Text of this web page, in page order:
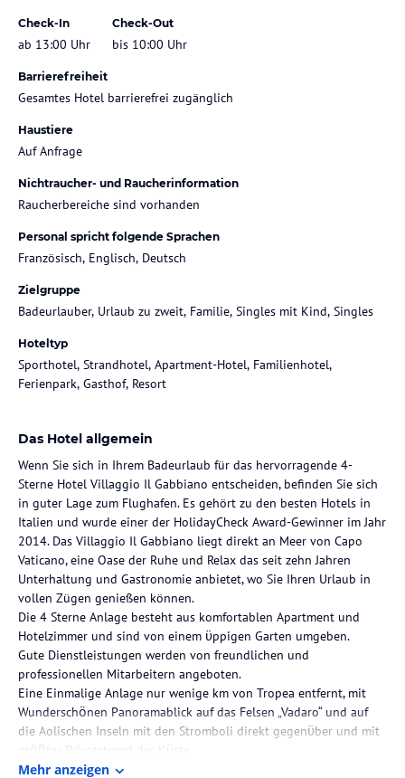
Check-In
ab 13:00 Uhr
Check-Out
bis 10:00 Uhr
Barrierefreiheit
Gesamtes Hotel barrierefrei zugänglich
Haustiere
Auf Anfrage
Nichtraucher- und Raucherinformation
Raucherbereiche sind vorhanden
Personal spricht folgende Sprachen
Französisch, Englisch, Deutsch
Zielgruppe
Badeurlauber, Urlaub zu zweit, Familie, Singles mit Kind, Singles
Hoteltyp
Sporthotel, Strandhotel, Apartment-Hotel, Familienhotel,
Ferienpark, Gasthof, Resort
Das Hotel allgemein
Wenn Sie sich in Ihrem Badeurlaub für das hervorragende 4-
Sterne Hotel Villaggio Il Gabbiano entscheiden, befinden Sie sich
in guter Lage zum Flughafen. Es gehört zu den besten Hotels in
Italien und wurde einer der HolidayCheck Award-Gewinner im Jahr
2014. Das Villaggio Il Gabbiano liegt direkt an Meer von Capo
Vaticano, eine Oase der Ruhe und Relax das seit zehn Jahren
Unterhaltung und Gastronomie anbietet, wo Sie Ihren Urlaub in
vollen Zügen genießen können.
Die 4 Sterne Anlage besteht aus komfortablen Apartment und
Hotelzimmer und sind von einem ϋppigen Garten umgeben.
Gute Dienstleistungen werden von freundlichen und
professionellen Mitarbeitern angeboten.
Eine Einmalige Anlage nur wenige km von Tropea entfernt, mit
Wunderschӧnen Panoramablick auf das Felsen „Vadaro“ und auf
die Aolischen Inseln mit den Stromboli direkt gegenϋber und mit
grӧβter Privatstrand der Kϋste.
Mehr anzeigen